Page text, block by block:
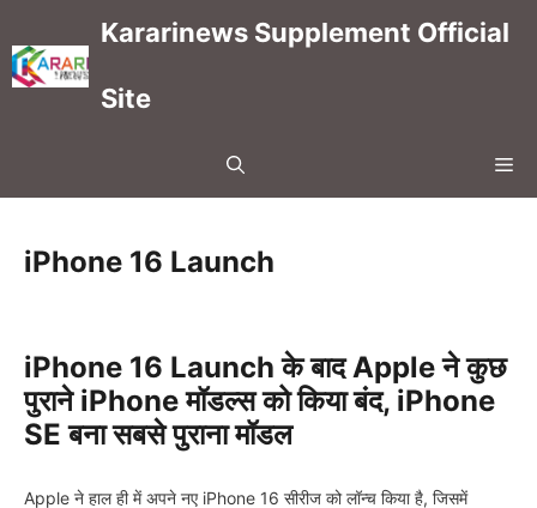
content
Kararinews Supplement Official
Site
iPhone 16 Launch
iPhone 16 Launch के बाद Apple ने कुछ
पुराने iPhone मॉडल्स को किया बंद, iPhone
SE बना सबसे पुराना मॉडल
Apple ने हाल ही में अपने नए iPhone 16 सीरीज को लॉन्च किया है, जिसमें